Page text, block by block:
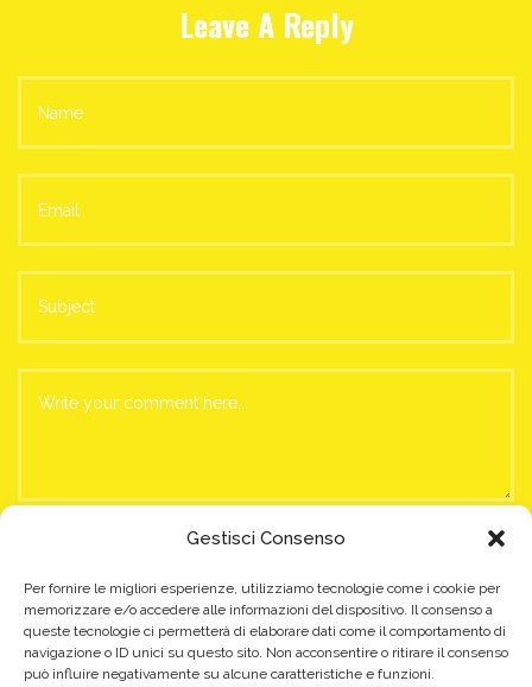
Gestisci Consenso
Per fornire le migliori esperienze, utilizziamo tecnologie come i cookie per
memorizzare e/o accedere alle informazioni del dispositivo. Il consenso a
queste tecnologie ci permetterà di elaborare dati come il comportamento di
navigazione o ID unici su questo sito. Non acconsentire o ritirare il consenso
può influire negativamente su alcune caratteristiche e funzioni.
Leave A Reply